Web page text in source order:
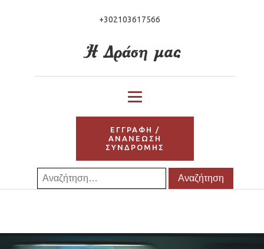
+302103617566
ΕΓΓΡΑΦΗ /
ΑΝΑΝΕΩΣΗ
ΣΥΝΔΡΟΜΗΣ
Αναζήτηση
για: